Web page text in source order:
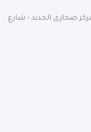
صحارى الجديد - شارع